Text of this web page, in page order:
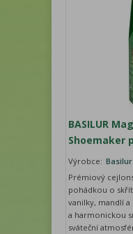
BASILUR
Shoemaker
Výrobce: Basilur
Prémiový
pohádkou o
vanilky, mandlí
a harmonickou
sváteční